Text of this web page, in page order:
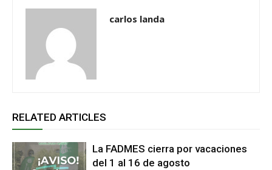
carlos landa
RELATED ARTICLES
La FADMES cierra por vacaciones
del 1 al 16 de agosto